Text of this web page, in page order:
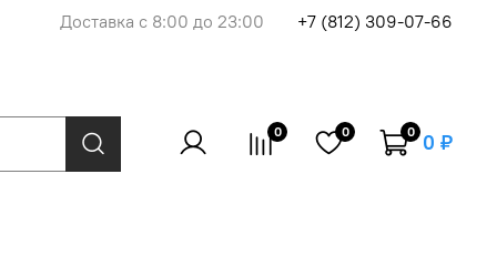
Доставка с 8:00 до 23:00 +7 (812) 309-07-66
0 0 0 0 ₽